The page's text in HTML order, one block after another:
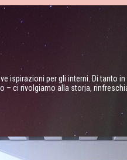
ispirazioni per gli interni. Di tanto
– ci rivolgiamo alla storia,